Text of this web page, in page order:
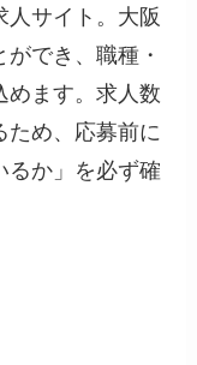
人サイト。大阪
でき、職種・
めます。求人数
ため、応募前に
るか」を必ず確